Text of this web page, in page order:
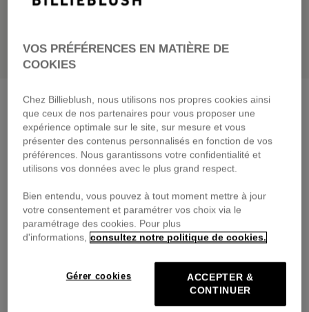
Bermuda en molletonquiet grey
dès 45,00 €
Payez en 4 fois sans frais avec
🔒Paiement sécurisé & retours faciles
DESCRIPTION
COMPOSITION
VOS PRÉFÉRENCES EN MATIÈRE DE
COOKIES
Chez Billieblush, nous utilisons nos propres cookies ainsi
que ceux de nos partenaires pour vous proposer une
expérience optimale sur le site, sur mesure et vous
présenter des contenus personnalisés en fonction de vos
préférences. Nous garantissons votre confidentialité et
utilisons vos données avec le plus grand respect.
Bien entendu, vous pouvez à tout moment mettre à jour
votre consentement et paramétrer vos choix via le
paramétrage des cookies. Pour plus
d'informations, consultez notre politique de cookies.
Gérer cookies
ACCEPTER &
CONTINUER